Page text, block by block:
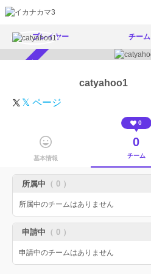
プレイヤー チーム
catyahoo1
𝕏 ページ
基本情報
0
0
チーム
所属中 （ 0 ）
所属中のチームはありません
申請中 （ 0 ）
申請中のチームはありません